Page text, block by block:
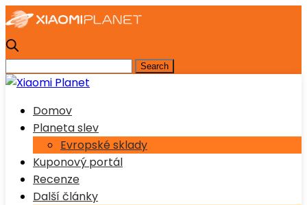
Domov
Planeta slev
Evropské sklady
Kuponový portál
Recenze
Další články